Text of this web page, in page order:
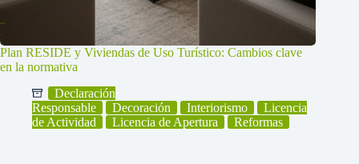
Plan RESIDE y Viviendas de Uso Turístico: Cambios clave
en la normativa
Declaración
Responsable
Decoración Interiorismo
Licencia
de Actividad
Licencia de Apertura Reformas